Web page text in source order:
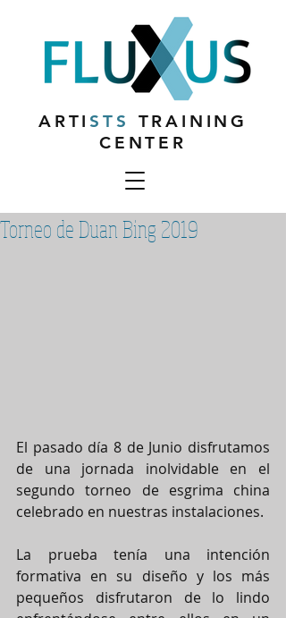
ARTISTS
TRAINING
CENTER
Torneo de Duan Bing 2019
El pasado día 8 de Junio disfrutamos
de una jornada inolvidable en el
segundo torneo de esgrima china
celebrado en nuestras instalaciones.
La prueba tenía una intención
formativa en su diseño y los más
pequeños disfrutaron de lo lindo